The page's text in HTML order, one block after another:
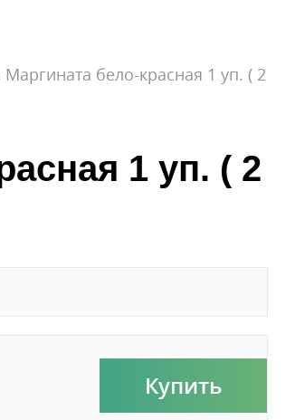
бело-красная 1 уп. ( 2
1 уп. ( 2
Купить